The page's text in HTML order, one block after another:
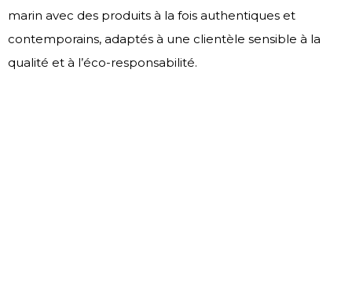
marin avec des produits à la fois authentiques et
contemporains, adaptés à une clientèle sensible à la
qualité et à l’éco-responsabilité.